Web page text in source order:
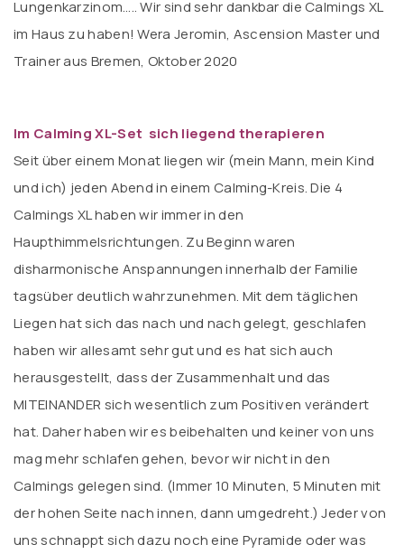
Lungenkarzinom….. Wir sind sehr dankbar die Calmings XL
im Haus zu haben! Wera Jeromin, Ascension Master und
Trainer aus Bremen, Oktober 2020
Im Calming XL-Set sich liegend therapieren
Seit über einem Monat liegen wir (mein Mann, mein Kind
und ich) jeden Abend in einem Calming-Kreis. Die 4
Calmings XL haben wir immer in den
Haupthimmelsrichtungen. Zu Beginn waren
disharmonische Anspannungen innerhalb der Familie
tagsüber deutlich wahrzunehmen. Mit dem täglichen
Liegen hat sich das nach und nach gelegt, geschlafen
haben wir allesamt sehr gut und es hat sich auch
herausgestellt, dass der Zusammenhalt und das
MITEINANDER sich wesentlich zum Positiven verändert
hat. Daher haben wir es beibehalten und keiner von uns
mag mehr schlafen gehen, bevor wir nicht in den
Calmings gelegen sind. (Immer 10 Minuten, 5 Minuten mit
der hohen Seite nach innen, dann umgedreht.) Jeder von
uns schnappt sich dazu noch eine Pyramide oder was